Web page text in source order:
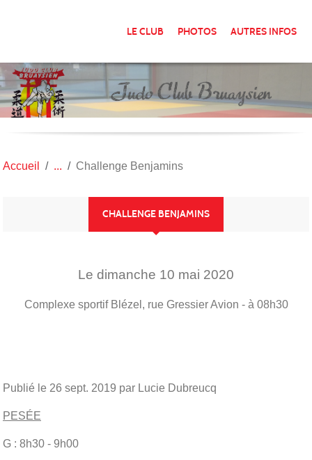
LE CLUB PHOTOS AUTRES INFOS
Accueil Challenge Benjamins
CHALLENGE BENJAMINS
Le dimanche 10 mai 2020
Complexe sportif Blézel, rue Gressier Avion - à 08h30
Publié le 26 sept. 2019 par Lucie Dubreucq
PESÉE
G : 8h30 - 9h00